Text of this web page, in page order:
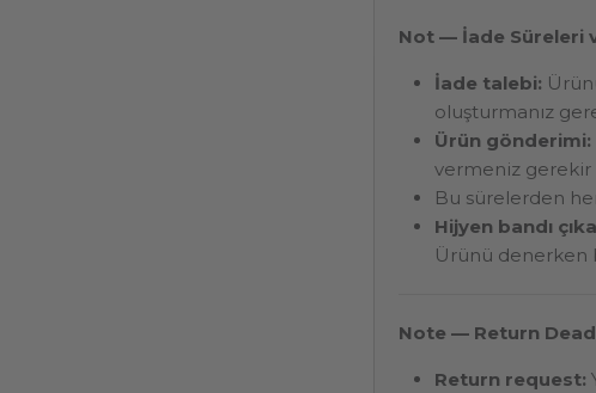
Not — İade Süreleri
İade talebi:
oluşturmanız
Ürün gönderimi:
vermeniz gerekir
Bu sürelerden
Hijyen bandı
Ürünü denerken
Note — Return
Return request: